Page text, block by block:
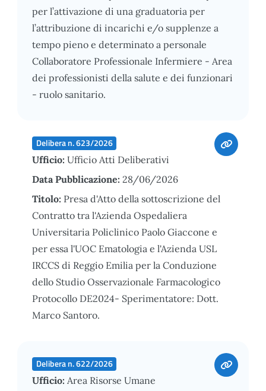
per l’attivazione di una graduatoria per
l’attribuzione di incarichi e/o supplenze a
tempo pieno e determinato a personale
Collaboratore Professionale Infermiere - Area
dei professionisti della salute e dei funzionari
- ruolo sanitario.
Delibera n. 623/2026
Ufficio: Ufficio Atti Deliberativi
Data Pubblicazione: 28/06/2026
Titolo: Presa d'Atto della sottoscrizione del
Contratto tra l'Azienda Ospedaliera
Universitaria Policlinico Paolo Giaccone e
per essa l'UOC Ematologia e l'Azienda USL
IRCCS di Reggio Emilia per la Conduzione
dello Studio Osservazionale Farmacologico
Protocollo DE2024- Sperimentatore: Dott.
Marco Santoro.
Delibera n. 622/2026
Ufficio: Area Risorse Umane